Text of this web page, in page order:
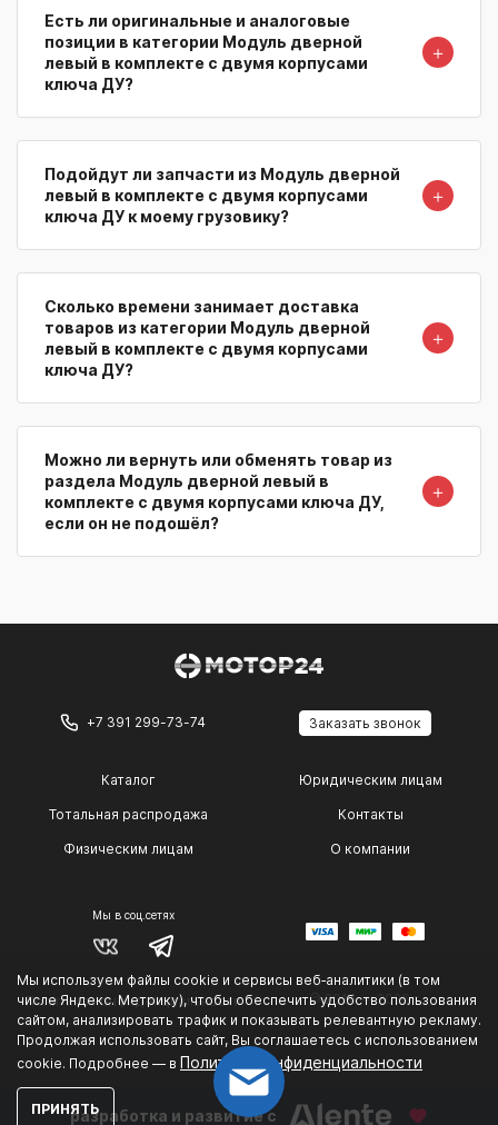
Есть ли оригинальные и аналоговые
позиции в категории Модуль дверной
левый в комплекте с двумя корпусами
ключа ДУ?
＋
Подойдут ли запчасти из Модуль дверной
левый в комплекте с двумя корпусами
ключа ДУ к моему грузовику?
＋
Сколько времени занимает доставка
товаров из категории Модуль дверной
левый в комплекте с двумя корпусами
ключа ДУ?
＋
Можно ли вернуть или обменять товар из
раздела Модуль дверной левый в
комплекте с двумя корпусами ключа ДУ,
если он не подошёл?
＋
Мы используем файлы cookie и сервисы веб‑аналитики (в том
числе Яндекс. Метрику), чтобы обеспечить удобство пользования
сайтом, анализировать трафик и показывать релевантную рекламу.
Продолжая использовать сайт, Вы соглашаетесь с использованием
cookie. Подробнее — в Политике конфиденциальности
ПРИНЯТЬ
+7 391 299-73-74 Заказать звонок
Каталог
Тотальная распродажа
Физическим лицам
Юридическим лицам
Контакты
О компании
Мы в соц.сетях
Политика конфиденциальности © 2014 — 2026 г.
.
разработка и развитие с